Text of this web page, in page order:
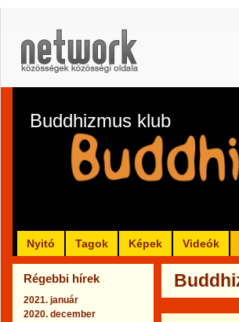
Buddhizmus klub
Nyitó Tagok Képek Videók
Régebbi hírek
2021. január
2020. december